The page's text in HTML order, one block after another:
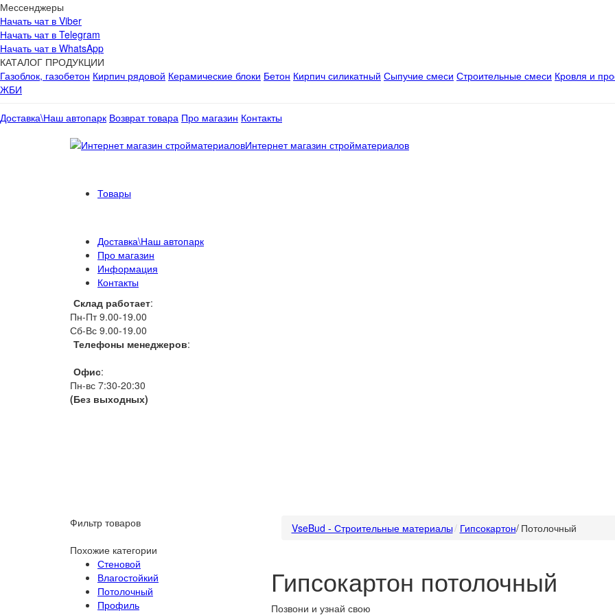
Мессенджеры
Начать чат в Viber
Начать чат в Telegram
Начать чат в WhatsApp
КАТАЛОГ ПРОДУКЦИИ
Газоблок, газобетон Кирпич рядовой Керамические блоки Бетон Кирпич силикатный Сыпучие смеси Строительные смеси Кровля и
ЖБИ
Доставка\Наш автопарк Возврат товара Про магазин Контакты
Интернет магазин стройматериалов
Товары
Доставка\Наш автопарк
Про магазин
Информация
Контакты
Склад работает:
Пн-Пт 9.00-19.00
Сб-Вс 9.00-19.00
Телефоны менеджеров:
Офис:
Пн-вс 7:30-20:30
(Без выходных)
Фильтр товаров
Похожие категории
Стеновой
Влагостойкий
Потолочный
Профиль
VseBud - Строительные материалы Гипсокартон/ Потолочный
Гипсокартон потолочный
Позвони и узнай свою